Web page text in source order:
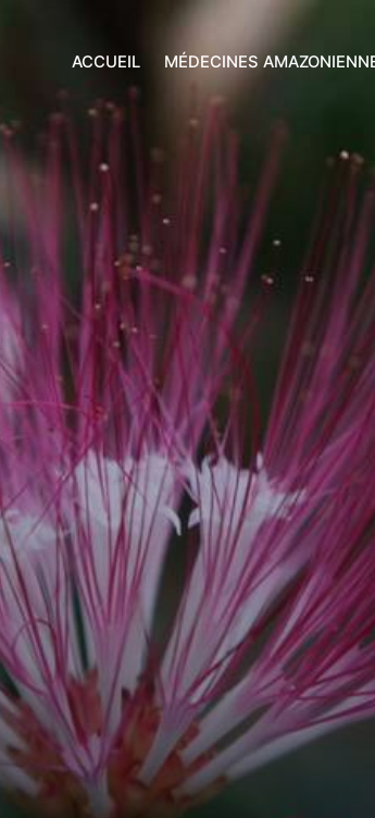
ACCUEIL MÉDECINES